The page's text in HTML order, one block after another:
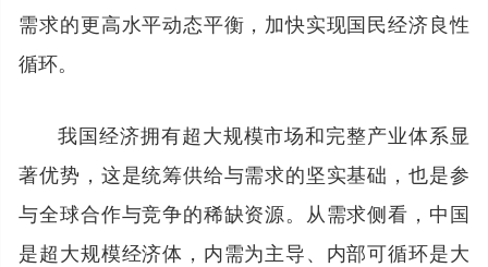
需求的更高水平动态平衡，加快实现国民经济良性
循环。
我国经济拥有超大规模市场和完整产业体系显
著优势，这是统筹供给与需求的坚实基础，也是参
与全球合作与竞争的稀缺资源。从需求侧看，中国
是超大规模经济体，内需为主导、内部可循环是大